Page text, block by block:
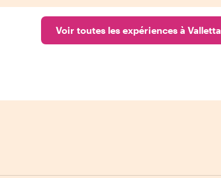
Voir toutes les expériences à Valletta